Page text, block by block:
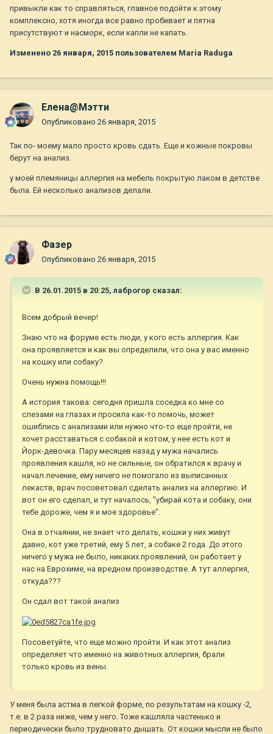
привыкли как то справляться, главное подойти к этому
комплексно, хотя иногда все равно пробивает и пятна
присутствуют и насморк, если капли не капать.
Изменено 26 января, 2015 пользователем Maria Raduga
Елена@Мэтти
Опубликовано 26 января, 2015
Так по- моему мало просто кровь сдать. Еще и кожные покровы
берут на анализ.
у моей племяницы аллергия на мебель покрытую лаком в детстве
была. Ей несколько анализов делали.
Фазер
Опубликовано 26 января, 2015
В 26.01.2015 в 20:25, лаброгор сказал:
Всем добрый вечер!
Знаю что на форуме есть люди, у кого есть аллергия. Как
она проявляется и как вы определили, что она у вас именно
на кошку или собаку?
Очень нужна помощь!!!
А история такова: сегодня пришла соседка ко мне со
слезами на глазах и просила как-то помочь, может
ошиблись с анализами или нужно что-то еще пройти, не
хочет расставаться с собакой и котом, у нее есть кот и
Йорк-девочка. Пару месяцев назад у мужа начались
проявления кашля, но не сильные, он обратился к врачу и
начал лечение, ему ничего не помогало из выписанных
лекаств, врач посоветовал сделать анализ на аллергию. И
вот он его сделал, и тут началось, "убирай кота и собаку, они
тебе дороже, чем я и мое здоровье".
Она в отчаянии, не знает что делать, кошки у них живут
давно, кот уже третий, ему 5 лет, а собаке 2 года. До этого
ничего у мужа не было, никаких проявлений, он работает у
нас на Еврохиме, на вредном производстве. А тут аллергия,
откуда???
Он сдал вот такой анализ
Посоветуйте, что еще можно пройти. И как этот анализ
определяет что именно на животных аллергия, брали
только кровь из вены.
У меня была астма в легкой форме, по результатам на кошку -2,
т.е. в 2 раза ниже, чем у него. Тоже кашляла частенько и
периодически было трудновато дышать. От кошки мысли не было